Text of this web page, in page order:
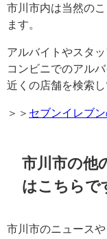
市川市内は当然の
ます。
アルバイトやスタ
コンビニでのアル
近くの店舗を検索し
＞＞ セブンイレブ
市川市の他
はこちらで
市川市のニュース